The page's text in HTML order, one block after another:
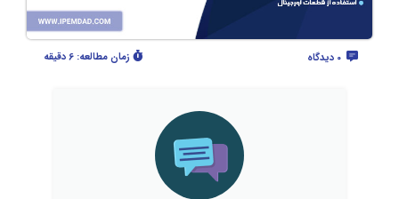
زمان مطالعه: 6 دقیقه